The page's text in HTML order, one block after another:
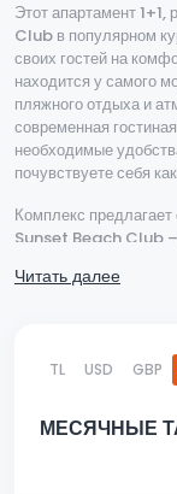
Этот апартамент
Club в популярном
своих гостей на
находится у самого
пляжного отдыха и
современная
необходимые
почувствуете себя
Комплекс
Sunset Beach Club –
магазины,
С уникальным видом
насладиться
отдыха.
Фетхие.
Читать далее
TL USD GBP
МЕСЯЧНЫЕ